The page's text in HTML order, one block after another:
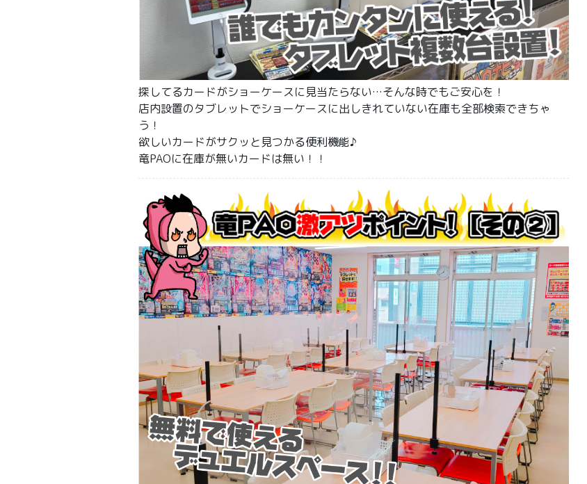
探してるカードがショーケースに見当たらない…そんな時でもご安心を！
店内設置のタブレットでショーケースに出しきれていない在庫も全部検索できちゃ
う！
欲しいカードがサクッと見つかる便利機能♪
竜PAOに在庫が無いカードは無い！！